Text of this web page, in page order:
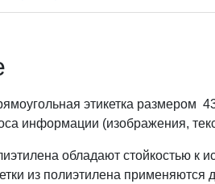
этикетка размером
информации (изображения,
обладают стойкостью
из полиэтилена